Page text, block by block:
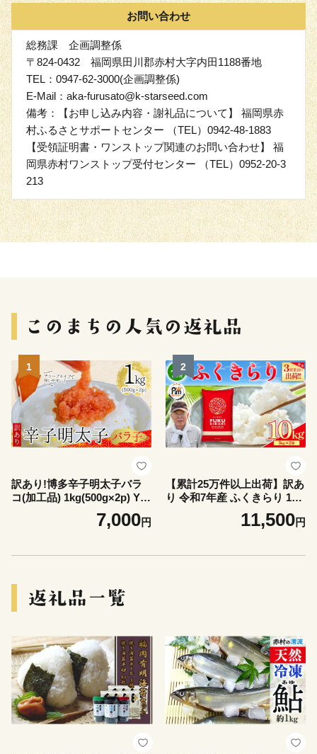
お問い合わせ
総務課 企画調整係
〒824-0432 福岡県田川郡赤村大字内田1188番地
TEL：0947-62-3000(企画調整係)
E-Mail：aka-furusato@k-starseed.com
備考：【お申し込み内容・謝礼品について】 福岡県赤
村ふるさとサポートセンター （TEL）0942-48-1883
【受領証明書・ワンストップ関連のお問い合わせ】 福
岡県赤村ワンストップ受付センター （TEL）0952-20-3
213
1
訳あり!博多辛子明太子バラ
コ(加工品) 1kg(500g×2p) Y48
7,000円
2
【累計25万件以上出荷】訳あ
り 令和7年産 ふくきらり 10k
g 複数原料米 福岡県 赤村 白
米 精米 国産 限定 ごはん ご
11,500円